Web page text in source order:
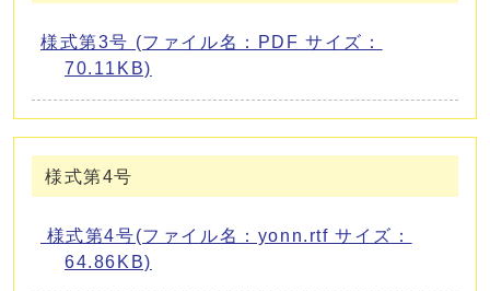
様式第3号 (ファイル名：PDF サイズ：
70.11KB)
様式第4号
様式第4号(ファイル名：yonn.rtf サイズ：
64.86KB)